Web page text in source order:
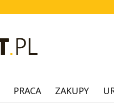
PRACA ZAKUPY